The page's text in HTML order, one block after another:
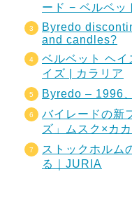
ード − ベルベッ
Byredo
and candles?
ベルベット ヘ
イズ | カラリア
Byredo – 1996
バイレードの新
ズ」ムスク×カ
ストックホルム
る｜JURIA